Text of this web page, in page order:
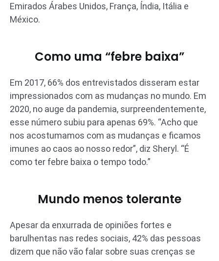
Emirados Árabes Unidos, França, Índia, Itália e
México.
Como uma “febre baixa”
Em 2017, 66% dos entrevistados disseram estar
impressionados com as mudanças no mundo. Em
2020, no auge da pandemia, surpreendentemente,
esse número subiu para apenas 69%. “Acho que
nos acostumamos com as mudanças e ficamos
imunes ao caos ao nosso redor”, diz Sheryl. “É
como ter febre baixa o tempo todo.”
Mundo menos tolerante
Apesar da enxurrada de opiniões fortes e
barulhentas nas redes sociais, 42% das pessoas
dizem que não vão falar sobre suas crenças se